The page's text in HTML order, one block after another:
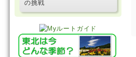
の挑戦